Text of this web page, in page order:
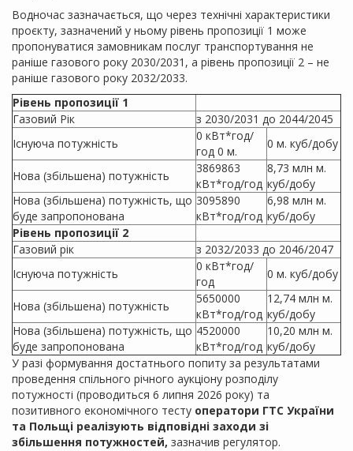
Водночас зазначається, що через технічні характеристики
проєкту, зазначений у ньому рівень пропозиції 1 може
пропонуватися замовникам послуг транспортування не
раніше газового року 2030/2031, а рівень пропозиції 2 – не
раніше газового року 2032/2033.
Рівень пропозиції 1
Газовий Рік
з 2030/2031 до 2044/2045
Існуюча потужність
0 кВт*год/
год 0 м.
0 м. куб/добу
Нова (збільшена) потужність
3869863
кВт*год/год
8,73 млн м.
куб/добу
Нова (збільшена) потужність, що
буде запропонована
3095890
кВт*год/год
6,98 млн м.
куб/добу
Рівень пропозиції 2
Газовий рік
з 2032/2033 до 2046/2047
Існуюча потужність
0 кВт*год/
год
0 м. куб/добу
Нова (збільшена) потужність
5650000
кВт*год/год
12,74 млн м.
куб/добу
Нова (збільшена) потужність, що
буде запропонована
4520000
кВт*год/год
10,20 млн м.
куб/добу
У разі формування достатнього попиту за результатами
проведення спільного річного аукціону розподілу
потужності (проводиться 6 липня 2026 року) та
позитивного економічного тесту оператори ГТС України
та Польщі реалізують відповідні заходи зі
збільшення потужностей, зазначив регулятор.